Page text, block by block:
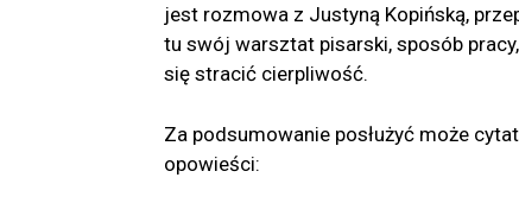
jest rozmowa z Justyną Kopińską,
tu swój warsztat pisarski, sposób
się stracić cierpliwość.
Za podsumowanie posłużyć może
opowieści: